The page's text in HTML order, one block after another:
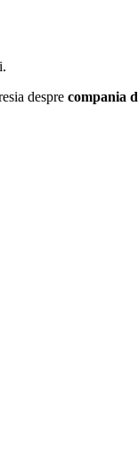
despre compania